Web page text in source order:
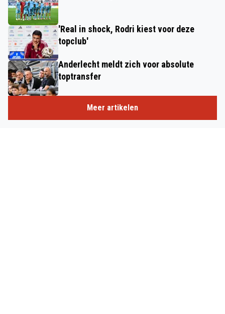
'Real in shock, Rodri kiest voor deze
topclub'
Anderlecht meldt zich voor absolute
toptransfer
Meer artikelen